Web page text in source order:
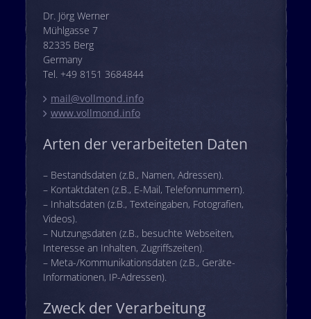
Dr. Jörg Werner
Mühlgasse 7
82335 Berg
Germany
Tel. +49 8151 3684844
mail@vollmond.info
www.vollmond.info
Arten der verarbeiteten Daten
– Bestandsdaten (z.B., Namen, Adressen).
– Kontaktdaten (z.B., E-Mail, Telefonnummern).
– Inhaltsdaten (z.B., Texteingaben, Fotografien,
Videos).
– Nutzungsdaten (z.B., besuchte Webseiten,
Interesse an Inhalten, Zugriffszeiten).
– Meta-/Kommunikationsdaten (z.B., Geräte-
Informationen, IP-Adressen).
Zweck der Verarbeitung